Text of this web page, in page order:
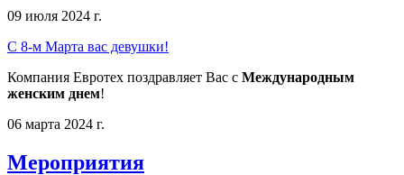
09 июля 2024 г.
С 8-м Марта вас девушки!
Компания Евротех поздравляет Вас с Международным
женским днем!
06 марта 2024 г.
Мероприятия